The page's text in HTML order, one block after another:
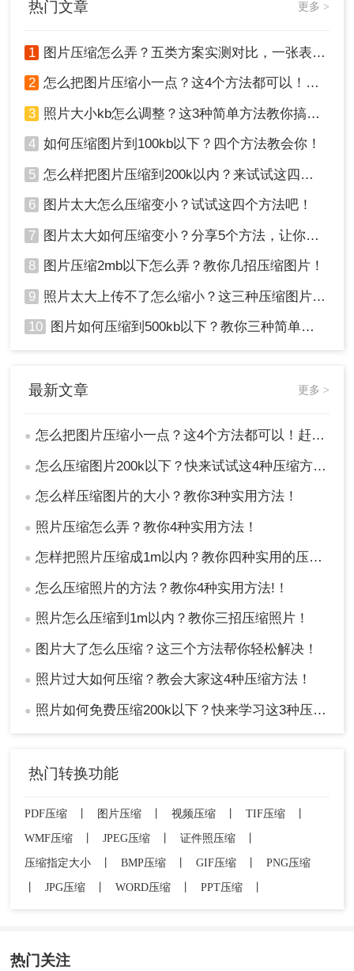
热门文章 更多 >
1 图片压缩怎么弄？五类方案实测对比，一张表看懂怎么选！
2 怎么把图片压缩小一点？这4个方法都可以！赶紧试试！
3 照片大小kb怎么调整？这3种简单方法教你搞定！
4 如何压缩图片到100kb以下？四个方法教会你！
5 怎么样把图片压缩到200k以内？来试试这四种压缩方法！
6 图片太大怎么压缩变小？试试这四个方法吧！
7 图片太大如何压缩变小？分享5个方法，让你轻松调整图片大小
8 图片压缩2mb以下怎么弄？教你几招压缩图片！
9 照片太大上传不了怎么缩小？这三种压缩图片的方法非常实用！
10 图片如何压缩到500kb以下？教你三种简单方法！
最新文章 更多 >
● 怎么把图片压缩小一点？这4个方法都可以！赶紧试试！
● 怎么压缩图片200k以下？快来试试这4种压缩方法!！
● 怎么样压缩图片的大小？教你3种实用方法！
● 照片压缩怎么弄？教你4种实用方法！
● 怎样把照片压缩成1m以内？教你四种实用的压缩方法！
● 怎么压缩照片的方法？教你4种实用方法!！
● 照片怎么压缩到1m以内？教你三招压缩照片！
● 图片大了怎么压缩？这三个方法帮你轻松解决！
● 照片过大如何压缩？教会大家这4种压缩方法！
● 照片如何免费压缩200k以下？快来学习这3种压缩方法！
热门转换功能
PDF压缩 图片压缩 视频压缩 TIF压缩
WMF压缩
JPEG压缩 证件照压缩
压缩指定大小
BMP压缩 GIF压缩
PNG压缩
JPG压缩 WORD压缩 PPT压缩
热门关注